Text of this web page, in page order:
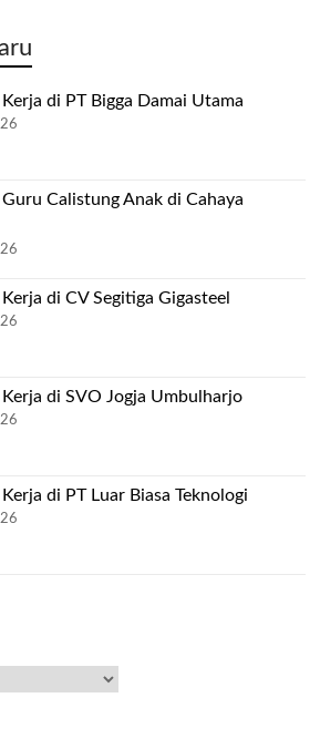
di PT Bigga Damai Utama
Calistung Anak di Cahaya
di CV Segitiga Gigasteel
Kerja di SVO Jogja Umbulharjo
di PT Luar Biasa Teknologi